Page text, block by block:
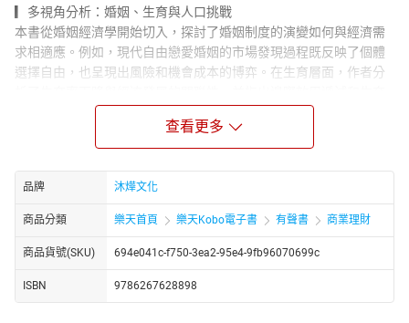
▎多視角分析：婚姻、生育與人口挑戰
本書從婚姻經濟學開始切入，探討了婚姻制度的演變如何與經濟需
求相適應。例如，現代自由戀愛婚姻的市場發現過程既反映了個體
選擇自由，也呈現出風險和機會成本的博弈。在生育層面，作者分
成本上升是全球低生育率的主要因素。本書還從不同國家的生育政
策中總結經驗，對低生育率社會的應對措施進行了理性分析。
針對老齡化社會帶來的壓力，本書提出了一系列應對策略，包括延
遲退休、強化養老保障和降低養育成本等。特別是在老齡化與技術
進步的雙重背景下，作者從提高人力資本的角度指出了突破經濟瓶
頸的方向。例如，如何利用科技進步彌補勞動力不足，如何透過教
育提升年輕一代的競爭力，這些都是老齡化時代實現經濟平衡的重
▎經濟轉型的必然：從人口紅利到人力資本
查看更多
品牌 沐燁文化
商品分類 樂天首頁 樂天Kobo電子書 有聲書 商業理財
商品貨號(SKU) 694e041c-f750-3ea2-95e4-9fb96070699c
ISBN 9786267628898